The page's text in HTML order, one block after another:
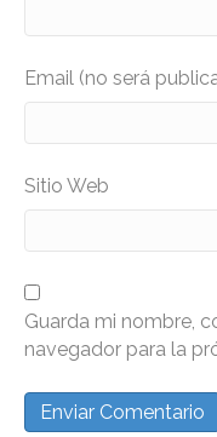
Email (no será
Sitio Web
Guarda mi nombre,
navegador para la